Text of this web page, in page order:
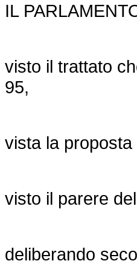
IL
visto il trattato
95,
vista la
visto il parere
deliberando